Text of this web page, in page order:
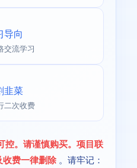
导向
交流学习
韭菜
二次收费
控。请谨慎购买。项目联
费一律删除 。请牢记：